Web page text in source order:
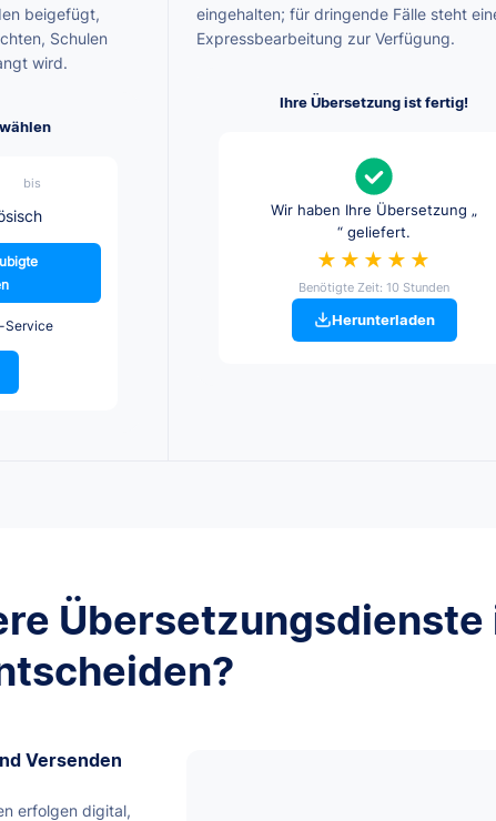
beigefügt,
Schulen
wird.
bis
Service
eingehalten; für dringende Fälle steht
Expressbearbeitung zur Verfügung.
Ihre Übersetzung ist fertig!
Wir haben Ihre Übersetzung „
“ geliefert.
★★★★★
Benötigte Zeit: 10 Stunden
Herunterladen
Übersetzungsdienste
Versenden
erfolgen digital,